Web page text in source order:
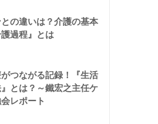
の違いは？介護の基本
過程』とは
つながる記録！『生活
とは？～鐵宏之主任ケ
レポート